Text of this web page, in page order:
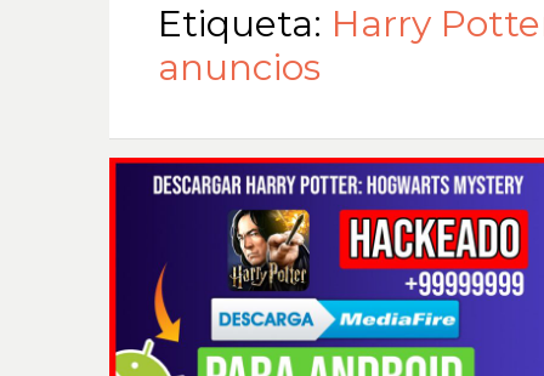
Etiqueta: Harry
anuncios